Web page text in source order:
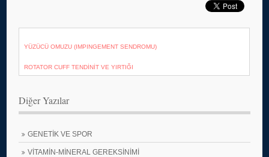
YÜZÜCÜ OMUZU (IMPINGEMENT SENDROMU)
ROTATOR CUFF TENDİNİT VE YIRTIĞI
Diğer Yazılar
GENETİK VE SPOR
VİTAMİN-MİNERAL GEREKSİNİMİ